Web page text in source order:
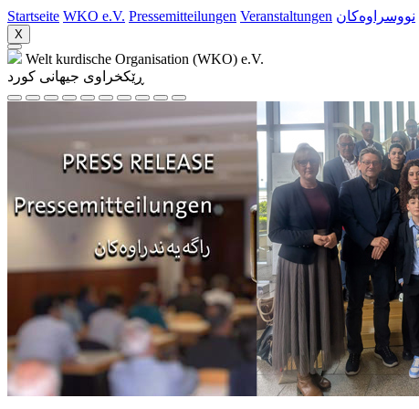
Startseite WKO e.V. Pressemitteilungen Veranstaltungen نووسراوه‌کان
X
Welt kurdische Organisation (WKO) e.V.
ڕێکخراوی جیهانی کورد